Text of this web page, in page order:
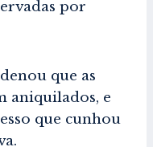
por
que as
aniquilados, e
que cunhou